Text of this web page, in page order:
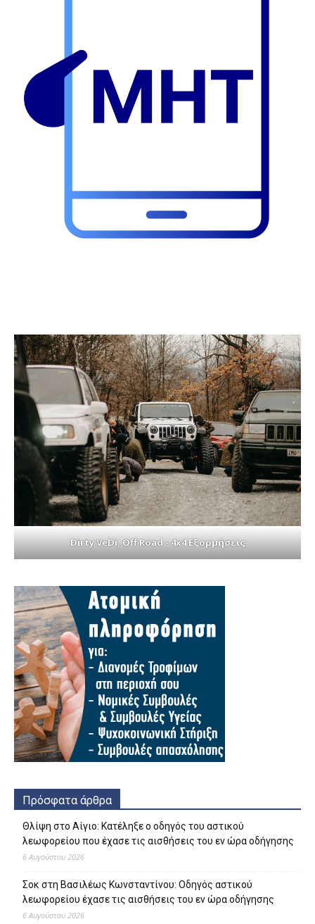
Dirty VeDi, Off Road - 4x4 Εξορμήσεις
Πρόσφατα άρθρα
Θλίψη στο Αίγιο: Κατέληξε ο οδηγός του αστικού
λεωφορείου που έχασε τις αισθήσεις του εν ώρα οδήγησης
6 Αυγούστου 2026
Σοκ στη Βασιλέως Κωνσταντίνου: Οδηγός αστικού
λεωφορείου έχασε τις αισθήσεις του εν ώρα οδήγησης
6 Αυγούστου 2026